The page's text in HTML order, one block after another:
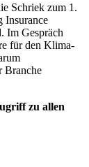
Schriek zum 1.
Insurance
Im Gespräch
für den Klima-
Branche
zu allen